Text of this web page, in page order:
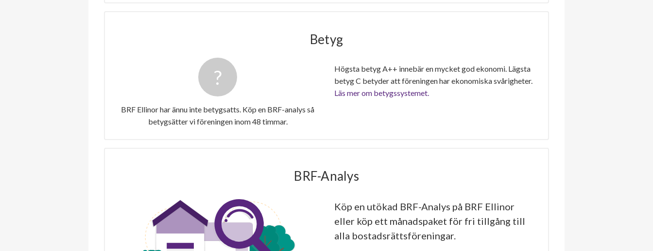
Betyg
BRF Ellinor har ännu inte betygsatts. Köp en BRF-analys så
betygsätter vi föreningen inom 48 timmar.
Högsta betyg A++ innebär en mycket god ekonomi. Lägsta
betyg C betyder att föreningen har ekonomiska svårigheter.
Läs mer om betygssystemet.
BRF-Analys
Köp en utökad BRF-Analys på BRF Ellinor
eller köp ett månadspaket för fri tillgång till
alla bostadsrättsföreningar.